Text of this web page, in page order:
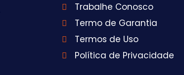
Trabalhe Conosco
Termo de Garantia
Termos de Uso
Política de Privacidade